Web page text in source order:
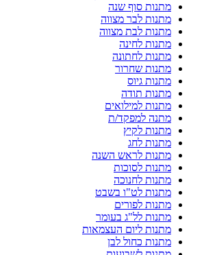
מתנות סוף שנה
מתנות לבר מצווה
מתנות לבת מצווה
מתנות לחינה
מתנות לחתונה
מתנות שחרור
מתנות גיוס
מתנות תודה
מתנות למילואים
מתנה למפקד/ת
מתנות לקיץ
מתנות לחג
מתנות לראש השנה
מתנות לסוכות
מתנות לחנוכה
מתנות לט"ו בשבט
מתנות לפורים
מתנות לל"ג בעומר
מתנות ליום העצמאות
מתנות כחול לבן